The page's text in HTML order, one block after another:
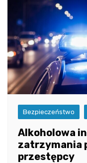
Bezpieczeństwo
Alkoholowa
zatrzymania
przestępcy